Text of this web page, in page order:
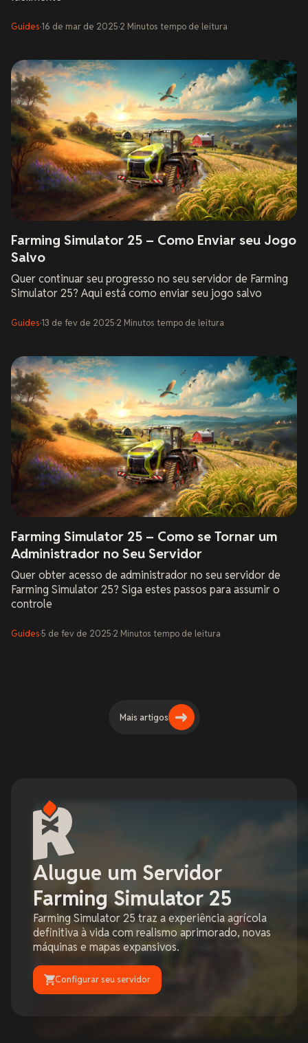
Guides·16 de mar de 2025·2 Minutos tempo de leitura
Farming Simulator 25 – Como Enviar seu Jogo
Salvo
Quer continuar seu progresso no seu servidor de Farming
Simulator 25? Aqui está como enviar seu jogo salvo
Guides·13 de fev de 2025·2 Minutos tempo de leitura
Farming Simulator 25 – Como se Tornar um
Administrador no Seu Servidor
Quer obter acesso de administrador no seu servidor de
Farming Simulator 25? Siga estes passos para assumir o
controle
Guides·5 de fev de 2025·2 Minutos tempo de leitura
Mais artigos
Alugue um Servidor
Farming Simulator 25
Farming Simulator 25 traz a experiência agrícola
definitiva à vida com realismo aprimorado, novas
máquinas e mapas expansivos.
Configurar seu servidor